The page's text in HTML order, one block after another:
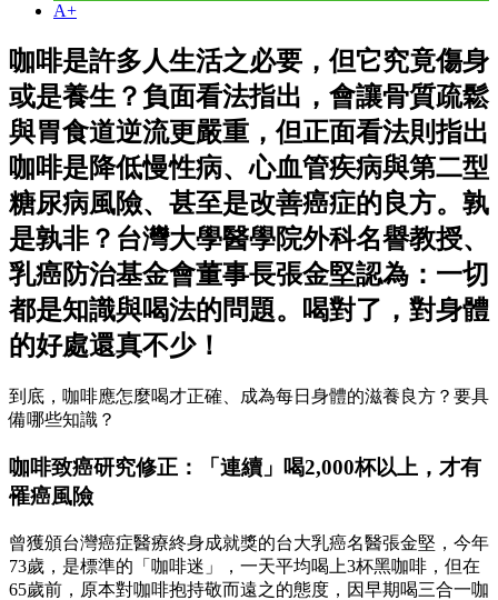
A+
咖啡是許多人生活之必要，但它究竟傷身
或是養生？負面看法指出，會讓骨質疏鬆
與胃食道逆流更嚴重，但正面看法則指出
咖啡是降低慢性病、心血管疾病與第二型
糖尿病風險、甚至是改善癌症的良方。孰
是孰非？台灣大學醫學院外科名譽教授、
乳癌防治基金會董事長張金堅認為：一切
都是知識與喝法的問題。喝對了，對身體
的好處還真不少！
到底，咖啡應怎麼喝才正確、成為每日身體的滋養良方？要具
備哪些知識？
咖啡致癌研究修正：「連續」喝2,000杯以上，才有
罹癌風險
曾獲頒台灣癌症醫療終身成就獎的台大乳癌名醫張金堅，今年
73歲，是標準的「咖啡迷」，一天平均喝上3杯黑咖啡，但在
65歲前，原本對咖啡抱持敬而遠之的態度，因早期喝三合一咖